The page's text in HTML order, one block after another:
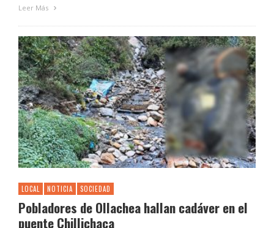
Leer Más
LOCAL NOTICIA SOCIEDAD
Pobladores de Ollachea hallan cadáver en el
puente Chillichaca